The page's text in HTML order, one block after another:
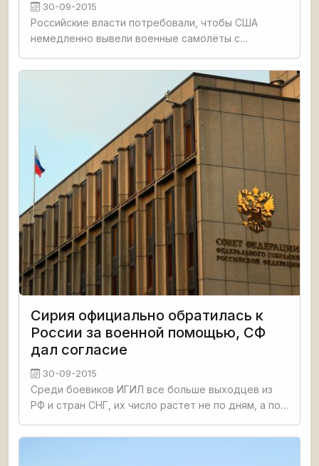
30-09-2015
Российские власти потребовали, чтобы США
немедленно вывели военные самолёты с
телеканал Fox News, заявил высокопоставленный
Сирия официально обратилась к
России за военной помощью, СФ
дал согласие
30-09-2015
Среди боевиков ИГИЛ все больше выходцев из
РФ и стран СНГ, их число растет не по дням, а по
тысячах таких россиян. Надо действовать на